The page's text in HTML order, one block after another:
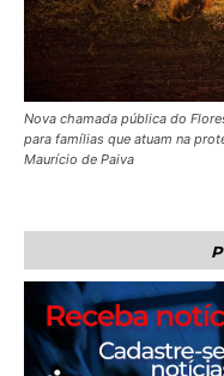
Nova chamada pública do
para famílias que atuam na
Maurício de Paiva